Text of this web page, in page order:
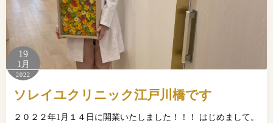
19
1月
2022
ソレイユクリニック江戸川橋です
２０２２年1月１４日に開業いたしました！！！ はじめまして。